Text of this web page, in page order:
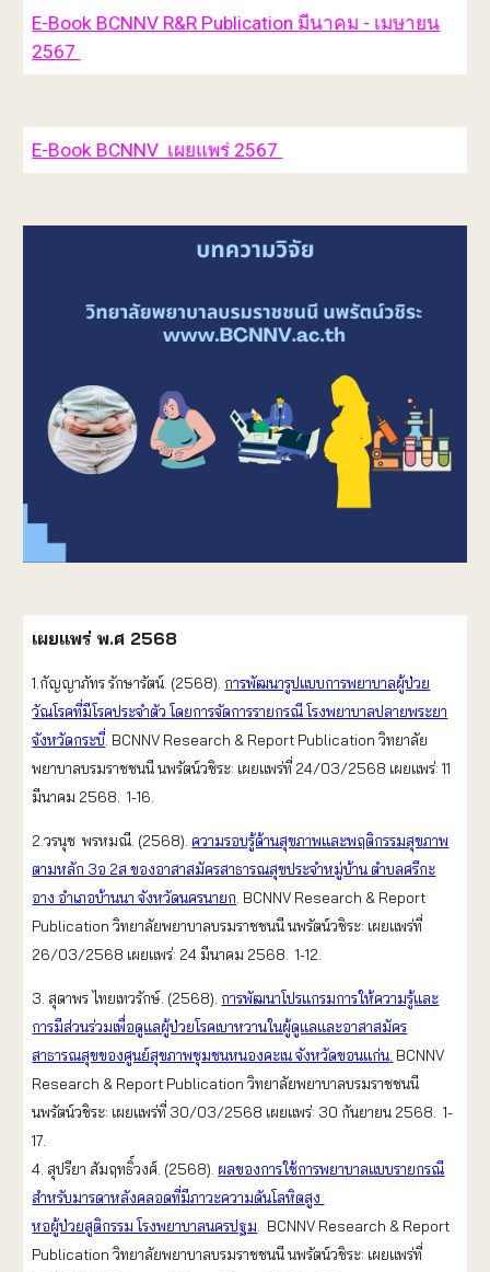
E-Book BCNNV R&R Publication มีนาคม - เมษายน
2567
E-Book BCNNV เผยแพร่ 2567
เผยแพร่ พ.ศ 2568
1.กัญญาภัทร รักษารัตน์. (2568). การพัฒนารูปแบบการพยาบาลผู้ป่วย
วัณโรคที่มีโรคประจำตัว โดยการจัดการรายกรณี โรงพยาบาลปลายพระยา
จังหวัดกระบี่ BCNNV Research & Report Publication วิทยาลัย
พยาบาลบรมราชชนนี นพรัตน์วชิระ: เผยแพร่ที่ 24/03/2568 เผยแพร่: 11
มีนาคม 2568. 1-16.
2.วรนุช พรหมณี. (2568). ความรอบรู้ด้านสุขภาพและพฤติกรรมสุขภาพ
ตามหลัก 3อ 2ส ของอาสาสมัครสาธารณสุขประจำหมู่บ้าน ตำบลศรีกะ
อาง อำเภอบ้านนา จังหวัดนครนายก . BCNNV Research & Report
Publication วิทยาลัยพยาบาลบรมราชชนนี นพรัตน์วชิระ: เผยแพร่ที่
26/03/2568 เผยแพร่: 24 มีนาคม 2568. 1-12.
3. สุดาพร ไทยเทวรักษ์. (2568). การพัฒนาโปรแกรมการให้ความรู้และ
การมีส่วนร่วมเพื่อดูแลผู้ป่วยโรคเบาหวานในผู้ดูแลและอาสาสมัคร
สาธารณสุขของศูนย์สุขภาพชุมชนหนองคะเน จังหวัดขอนแก่น BCNNV
Research & Report Publication วิทยาลัยพยาบาลบรมราชชนนี
นพรัตน์วชิระ: เผยแพร่ที่ 30/03/2568 เผยแพร่: 30 กันยายน 2568. 1-
17.
4. สุปรียา สัมฤทธิ์วงศ์. (2568). ผลของการใช้การพยาบาลแบบรายกรณี
สำหรับมารดาหลังคลอดที่มีภาวะความดันโลหิตสูง
หอผู้ป่วยสูติกรรม โรงพยาบาลนครปฐม . BCNNV Research & Report
Publication วิทยาลัยพยาบาลบรมราชชนนี นพรัตน์วชิระ: เผยแพร่ที่